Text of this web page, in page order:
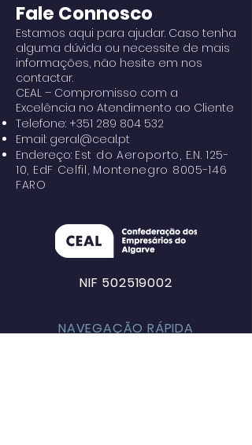
Fale Connosco
Estamos aqui para ajudar. Caso tenha
alguma dúvida ou necessite de mais
informações, não hesite em nos
contactar.
CEAL – Compromisso com a
Excelência no Atendimento ao Cliente
Telefone: +351 289 804 532
Email: geral@ceal.pt
Endereço: Est do Aeroporto, E.N. 125-
10, EdF Celfil, Montenegro 8005-146
FARO
NIF 502519002
NAVEGAÇÃO RÁPIDA